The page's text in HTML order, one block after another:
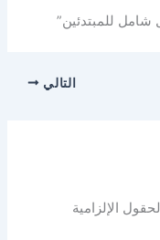
شامل للمبتدئين”
التالي
الحقول الإلزامية